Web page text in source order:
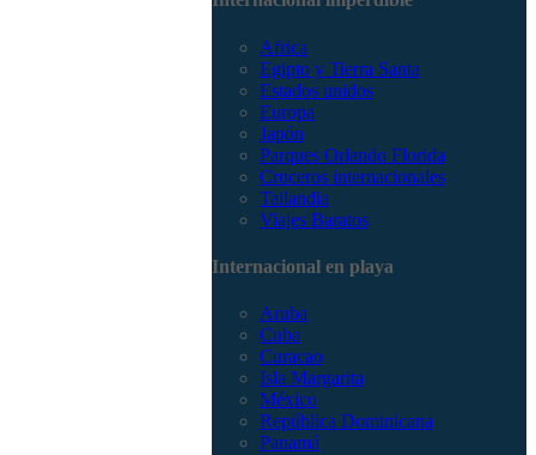
Africa
Egipto y Tierra Santa
Estados unidos
Europa
Japón
Parques Orlando Florida
Cruceros internacionales
Tailandia
Viajes Baratos
Internacional en playa
Aruba
Cuba
Curacao
Isla Margarita
México
República Dominicana
Panamá